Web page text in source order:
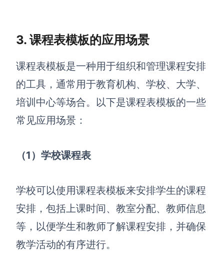
3. 课程表模板的应用场景
课程表模板是一种用于组织和管理课程安排
的工具，通常用于教育机构、学校、大学、
培训中心等场合。以下是课程表模板的一些
常见应用场景：
（1） 学校课程表
学校可以使用课程表模板来安排学生的课程
安排，包括上课时间、教室分配、教师信息
等，以便学生和教师了解课程安排，并确保
教学活动的有序进行。